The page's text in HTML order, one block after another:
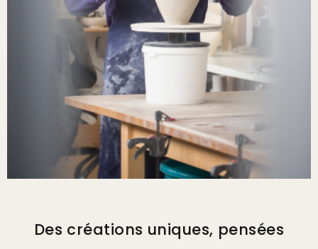
Des créations uniques, pensées